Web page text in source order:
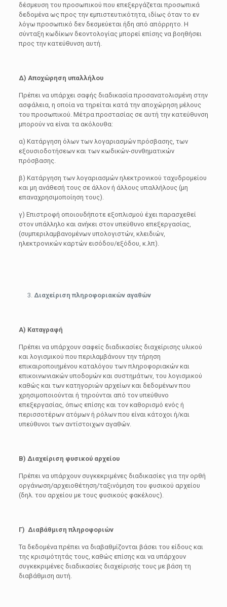
δέσμευση του προσωπικού που επεξεργάζεται προσωπικά
δεδομένα ως προς την εμπιστευτικότητα, ιδίως όταν το εν
λόγω προσωπικό δεν δεσμεύεται ήδη από απόρρητο. Η
σύνταξη κωδίκων δεοντολογίας μπορεί επίσης να βοηθήσει
προς την κατεύθυνση αυτή.
Δ) Αποχώρηση υπαλλήλου
Πρέπει να υπάρχει σαφής διαδικασία προσανατολισμένη στην
ασφάλεια, η οποία να τηρείται κατά την αποχώρηση μέλους
του προσωπικού. Μέτρα προστασίας σε αυτή την κατεύθυνση
μπορούν να είναι τα ακόλουθα:
α) Κατάργηση όλων των λογαριασμών πρόσβασης, των
εξουσιοδοτήσεων και των κωδικών-συνθηματικών
πρόσβασης.
β) Κατάργηση των λογαριασμών ηλεκτρονικού ταχυδρομείου
και μη ανάθεσή τους σε άλλον ή άλλους υπαλλήλους (μη
επαναχρησιμοποίηση τους).
γ) Επιστροφή οποιουδήποτε εξοπλισμού έχει παρασχεθεί
στον υπάλληλο και ανήκει στον υπεύθυνο επεξεργασίας,
(συμπεριλαμβανομένων υπολογιστών, κλειδιών,
ηλεκτρονικών καρτών εισόδου/εξόδου, κ.λπ).
Διαχείριση πληροφοριακών αγαθών
Α) Καταγραφή
Πρέπει να υπάρχουν σαφείς διαδικασίες διαχείρισης υλικού
και λογισμικού που περιλαμβάνουν την τήρηση
επικαιροποιημένου καταλόγου των πληροφοριακών και
επικοινωνιακών υποδομών και συστημάτων, του λογισμικού
καθώς και των κατηγοριών αρχείων και δεδομένων που
χρησιμοποιούνται ή τηρούνται από τον υπεύθυνο
επεξεργασίας, όπως επίσης και τον καθορισμό ενός ή
περισσοτέρων ατόμων ή ρόλων που είναι κάτοχοι ή/και
υπεύθυνοι των αντίστοιχων αγαθών.
Β) Διαχείριση φυσικού αρχείου
Πρέπει να υπάρχουν συγκεκριμένες διαδικασίες για την ορθή
οργάνωση/αρχειοθέτηση/ταξινόμηση του φυσικού αρχείου
(δηλ. του αρχείου με τους φυσικούς φακέλους).
Γ) Διαβάθμιση πληροφοριών
Τα δεδομένα πρέπει να διαβαθμίζονται βάσει του είδους και
της κρισιμότητάς τους, καθώς επίσης και να υπάρχουν
συγκεκριμένες διαδικασίες διαχείρισής τους με βάση τη
διαβάθμιση αυτή.